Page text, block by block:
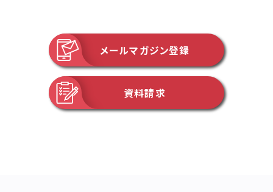
メールマガジン登録
資料請求